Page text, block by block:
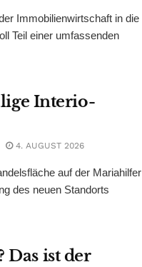
Immobilienwirtschaft in die
Teil einer umfassenden
Interio-
4. AUGUST 2026
auf der Mariahilfer
des neuen Standorts
ist der